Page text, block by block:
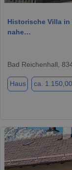
Historische Villa
nahe…
Bad Reichenhall,
Haus ca.